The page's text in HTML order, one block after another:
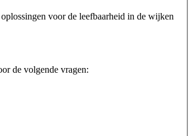
voor de leefbaarheid in de wijken
de volgende vragen: